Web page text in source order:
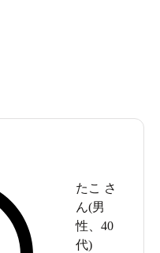
たこ さ
ん(男
性
40
代)